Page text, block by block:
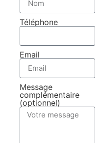
Téléphone
Email
Message
complémentaire
(optionnel)